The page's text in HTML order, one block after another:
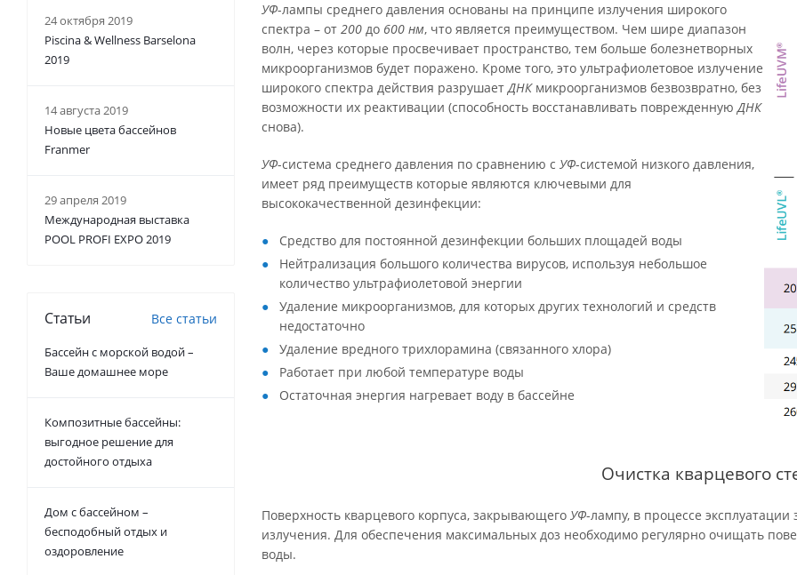
УФ-лампы среднего давления основаны на принципе излучения широкого
спектра – от 200 до 600 нм, что является преимуществом. Чем шире диапазон
волн, через которые просвечивает пространство, тем больше болезнетворных
микроорганизмов будет поражено. Кроме того, это ультрафиолетовое излучение
широкого спектра действия разрушаетДНК микроорганизмов безвозвратно, без
возможности их реактивации (способность восстанавливать поврежденнуюДНК
снова).
УФ-система среднего давления по сравнению с УФ-системой низкого давления,
имеет ряд преимуществ которые являются ключевыми для
высококачественной дезинфекции:
Средство для постоянной дезинфекции больших площадей воды
Нейтрализация большого количества вирусов, используя небольшое
количество ультрафиолетовой энергии
Удаление микроорганизмов, для которых других технологий и средств
недостаточно
Удаление вредного трихлорамина (связанного хлора)
Работает при любой температуре воды
Остаточная энергия нагревает воду в бассейне
Очистка кварцевого
Поверхность кварцевого корпуса, закрывающего УФ-лампу, в процессе
излучения. Для обеспечения максимальных доз необходимо регулярно очищать
воды.
24 октября 2019
Piscina & Wellness Barselona
2019
14 августа 2019
Новые цвета бассейнов
Franmer
29 апреля 2019
Международная выставка
POOL PROFI EXPO 2019
Статьи Все статьи
Бассейн с морской водой –
Ваше домашнее море
Композитные бассейны:
выгодное решение для
достойного отдыха
Дом с бассейном –
бесподобный отдых и
оздоровление